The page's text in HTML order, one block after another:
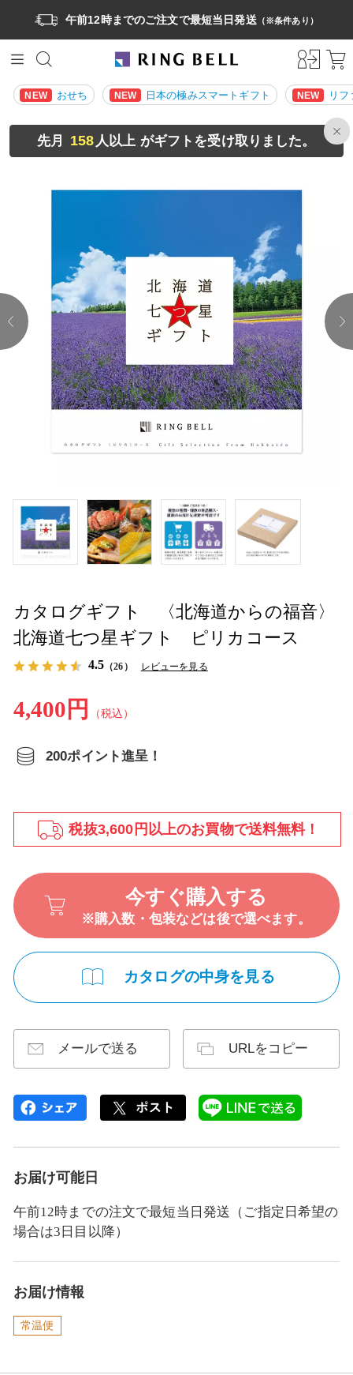
午前12時までのご注文で最短当日発送（※条件あり）
NEW おせち NEW 日本の極みスマートギフト NEW リ
先月 158 人以上 がギフトを受け取りました。
prev
カタログギフト 〈北海道からの福音〉
北海道七つ星ギフト ピリカコース
4.5 （26） レビューを見る
4,400円 （税込）
200ポイント進呈！
税抜3,600円以上のお買物で送料無料！
今すぐ購入する
※購入数・包装などは後で選べます。
カタログの中身を見る
メールで送る URLをコピー
お届け可能日
午前12時までの注文で最短当日発送（ご指定日希望の
場合は3日目以降）
お届け情報
常温便